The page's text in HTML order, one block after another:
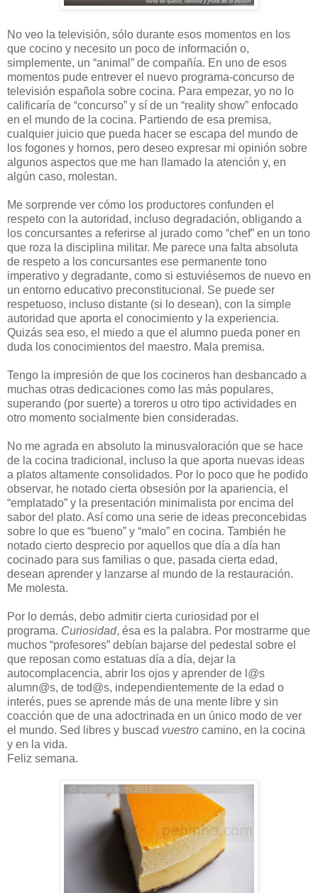
No veo la televisión, sólo durante esos momentos en los
que cocino y necesito un poco de información o,
simplemente, un “animal” de compañía. En uno de esos
momentos pude entrever el nuevo programa-concurso de
televisión española sobre cocina. Para empezar, yo no lo
calificaría de “concurso” y sí de un “reality show” enfocado
en el mundo de la cocina. Partiendo de esa premisa,
cualquier juicio que pueda hacer se escapa del mundo de
los fogones y hornos, pero deseo expresar mi opinión sobre
algunos aspectos que me han llamado la atención y, en
algún caso, molestan.
Me sorprende ver cómo los productores confunden el
respeto con la autoridad, incluso degradación, obligando a
los concursantes a referirse al jurado como “chef” en un tono
que roza la disciplina militar. Me parece una falta absoluta
de respeto a los concursantes ese permanente tono
imperativo y degradante, como si estuviésemos de nuevo en
un entorno educativo preconstitucional. Se puede ser
respetuoso, incluso distante (si lo desean), con la simple
autoridad que aporta el conocimiento y la experiencia.
Quizás sea eso, el miedo a que el alumno pueda poner en
duda los conocimientos del maestro. Mala premisa.
Tengo la impresión de que los cocineros han desbancado a
muchas otras dedicaciones como las más populares,
superando (por suerte) a toreros u otro tipo actividades en
otro momento socialmente bien consideradas.
No me agrada en absoluto la minusvaloración que se hace
de la cocina tradicional, incluso la que aporta nuevas ideas
a platos altamente consolidados. Por lo poco que he podido
observar, he notado cierta obsesión por la apariencia, el
“emplatado” y la presentación minimalista por encima del
sabor del plato. Así como una serie de ideas preconcebidas
sobre lo que es “bueno” y “malo” en cocina. También he
notado cierto desprecio por aquellos que día a día han
cocinado para sus familias o que, pasada cierta edad,
desean aprender y lanzarse al mundo de la restauración.
Me molesta.
Por lo demás, debo admitir cierta curiosidad por el
programa. Curiosidad, ésa es la palabra. Por mostrarme que
muchos “profesores” debían bajarse del pedestal sobre el
que reposan como estatuas día a día, dejar la
autocomplacencia, abrir los ojos y aprender de l@s
alumn@s, de tod@s, independientemente de la edad o
interés, pues se aprende más de una mente libre y sin
coacción que de una adoctrinada en un único modo de ver
el mundo. Sed libres y buscad vuestro camino, en la cocina
y en la vida.
Feliz semana.